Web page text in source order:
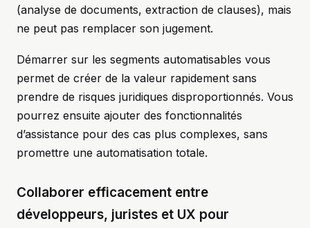
(analyse de documents, extraction de clauses), mais
ne peut pas remplacer son jugement.
Démarrer sur les segments automatisables vous
permet de créer de la valeur rapidement sans
prendre de risques juridiques disproportionnés. Vous
pourrez ensuite ajouter des fonctionnalités
d’assistance pour des cas plus complexes, sans
promettre une automatisation totale.
Collaborer efficacement entre
développeurs, juristes et UX pour